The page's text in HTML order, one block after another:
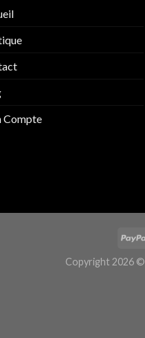
Compte
Copyright 2026 ©